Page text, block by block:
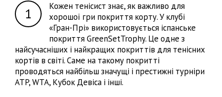
Кожен тенісист знає, як важливо для
хорошої гри покриття корту. У клубі
«Гран-Прі» використовується іспанське
покриття GreenSetTrophy. Це одне з
найсучасніших і найкращих покриттів для тенісних
кортів в світі. Саме на такому покритті
проводяться найбільш значущі і престижні турніри
ATP, WTA, Кубок Девіса і інші.